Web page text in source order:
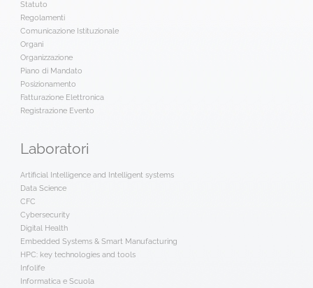
Statuto
Regolamenti
Comunicazione Istituzionale
Organi
Organizzazione
Piano di Mandato
Posizionamento
Fatturazione Elettronica
Registrazione Evento
Laboratori
Artificial Intelligence and Intelligent systems
Data Science
CFC
Cybersecurity
Digital Health
Embedded Systems & Smart Manufacturing
HPC: key technologies and tools
Infolife
Informatica e Scuola